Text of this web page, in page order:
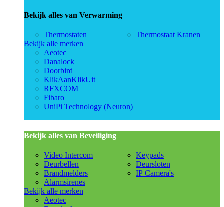
Bekijk alles van Verwarming
Thermostaten
Thermostaat Kranen
Bekijk alle merken
Aeotec
Danalock
Doorbird
KlikAanKlikUit
RFXCOM
Fibaro
UniPi Technology (Neuron)
Bekijk alles van Beveiliging
Video Intercom
Deurbellen
Brandmelders
Alarmsirenes
Keypads
Deursloten
IP Camera's
Bekijk alle merken
Aeotec